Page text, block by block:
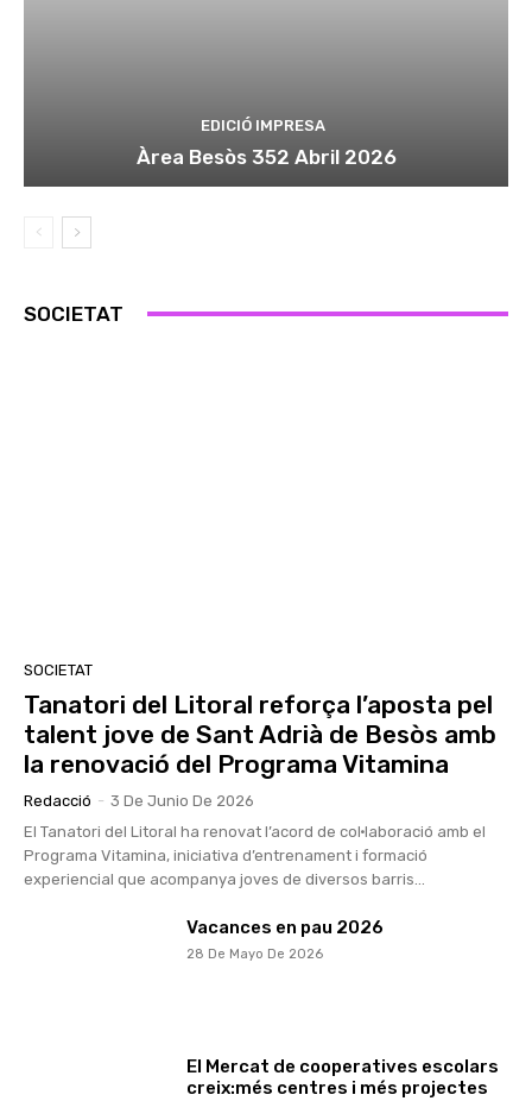
EDICIÓ IMPRESA
Àrea Besòs 352 Abril 2026
SOCIETAT
SOCIETAT
Tanatori del Litoral reforça l’aposta pel
talent jove de Sant Adrià de Besòs amb
la renovació del Programa Vitamina
Redacció - 3 De Junio De 2026
El Tanatori del Litoral ha renovat l’acord de col·laboració amb el
Programa Vitamina, iniciativa d’entrenament i formació
experiencial que acompanya joves de diversos barris...
Vacances en pau 2026
28 De Mayo De 2026
El Mercat de cooperatives escolars
creix:més centres i més projectes